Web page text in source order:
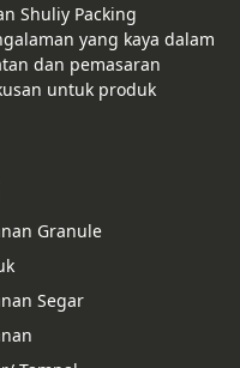
Shuliy Packing
yang kaya dalam
dan pemasaran
untuk produk
Granule
Segar